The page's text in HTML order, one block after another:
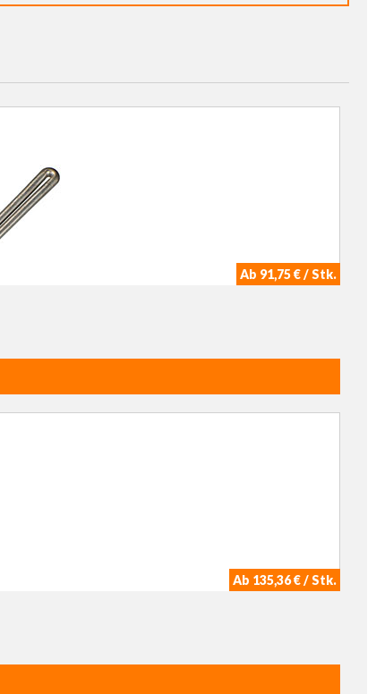
Ab 91,75 € / Stk.
Ab 135,36 € / Stk.